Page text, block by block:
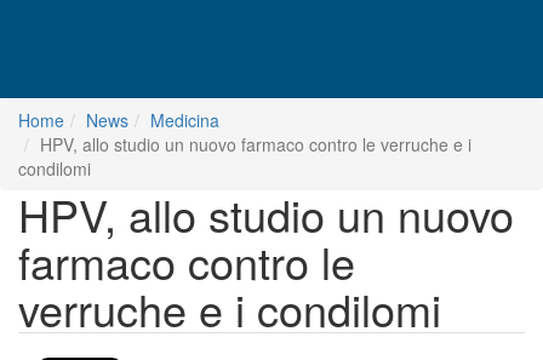
Home News
Medicina
HPV, allo studio un nuovo farmaco contro le verruche e i
condilomi
HPV, allo studio un nuovo
farmaco contro le
verruche e i condilomi